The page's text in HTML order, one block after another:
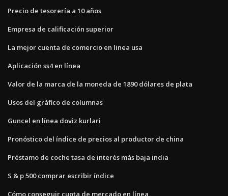
Precio de tesorería a 10 años
Empresa de calificación superior
La mejor cuenta de comercio en linea usa
Aplicación ss4 en línea
Valor de la marca de la moneda de 1890 dólares de plata
Usos del gráfico de columnas
Guncel en línea doviz kurlari
Pronóstico del índice de precios al productor de china
Préstamo de coche tasa de interés más baja india
S & p 500 comprar escribir índice
Cómo conseguir cuota de mercado en línea